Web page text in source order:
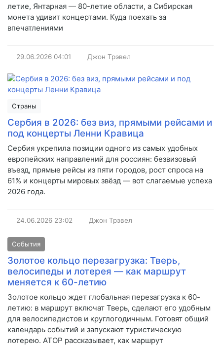
летие, Янтарная — 80-летие области, а Сибирская
монета удивит концертами. Куда поехать за
впечатлениями
29.06.2026 04:01 Джон Трэвел
Страны
Сербия в 2026: без виз, прямыми рейсами и
под концерты Ленни Кравица
Сербия укрепила позиции одного из самых удобных
европейских направлений для россиян: безвизовый
въезд, прямые рейсы из пяти городов, рост спроса на
61% и концерты мировых звёзд — вот слагаемые успеха
2026 года.
24.06.2026 23:02 Джон Трэвел
События
Золотое кольцо перезагрузка: Тверь,
велосипеды и лотерея — как маршрут
меняется к 60-летию
Золотое кольцо ждет глобальная перезагрузка к 60-
летию: в маршрут включат Тверь, сделают его удобным
для велосипедистов и круглогодичным. Готовят общий
календарь событий и запускают туристическую
лотерею. АТОР рассказывает, как маршрут